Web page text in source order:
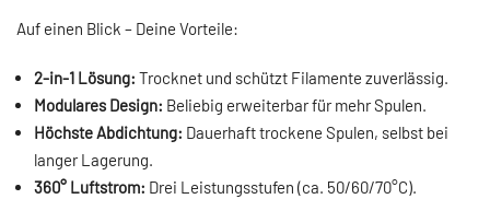
Auf einen Blick – Deine Vorteile:
2-in-1 Lösung: Trocknet und schützt Filamente zuverlässig.
Modulares Design: Beliebig erweiterbar für mehr Spulen.
Höchste Abdichtung: Dauerhaft trockene Spulen, selbst bei
langer Lagerung.
360° Luftstrom: Drei Leistungsstufen (ca. 50/60/70°C).